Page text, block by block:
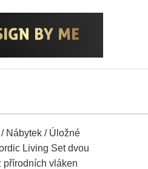
/ Nábytek / Úložné
Living Set dvou
přírodních vláken